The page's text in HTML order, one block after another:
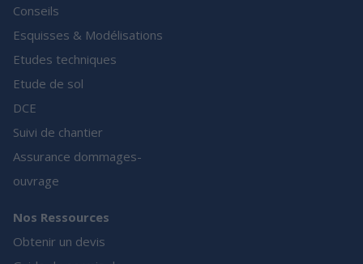
Conseils
Esquisses & Modélisations
Etudes techniques
Etude de sol
DCE
Suivi de chantier
Assurance dommages-
ouvrage
Nos Ressources
Obtenir un devis